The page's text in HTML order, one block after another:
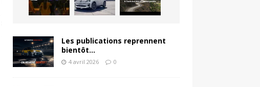
Les publications reprennent
bientôt…
4 avril 2026 0